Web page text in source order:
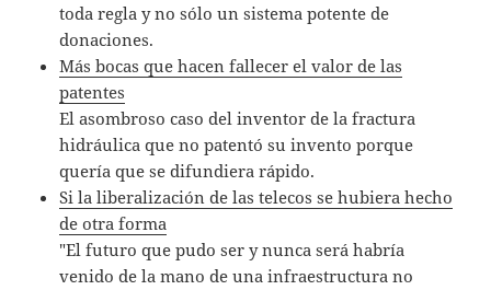
toda regla y no sólo un sistema potente de
donaciones.
Más bocas que hacen fallecer el valor de las
patentes
El asombroso caso del inventor de la fractura
hidráulica que no patentó su invento porque
quería que se difundiera rápido.
Si la liberalización de las telecos se hubiera hecho
de otra forma
"El futuro que pudo ser y nunca será habría
venido de la mano de una infraestructura no